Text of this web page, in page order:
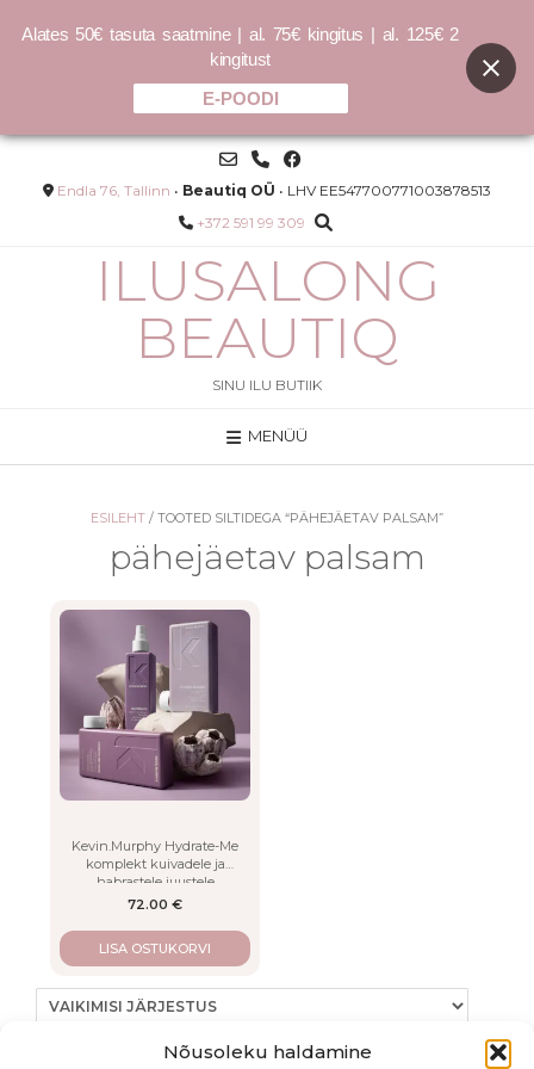
Nõusoleku haldamine
RE.STORE - 200ml
40.00€
LISA
Skip
contentEndla 76, Tallinn • Beautiq OÜ • LHV EE547700771003878513
+372 591 99 309
ILUSALONG
BEAUTIQ
SINU ILU BUTIIK
MENÜÜ
ESILEHT / TOOTED SILTIDEGA “PÄHEJÄETAV PALSAM”
pähejäetav palsam
Kevin.Murphy Hydrate-Me
komplekt kuivadele ja
habrastele juustele
72.00 €
LISA OSTUKORVI
Alates 50€ tasuta saatmine | al. 75€ kingitus | al. 125€ 2
kingitust
E-POODI